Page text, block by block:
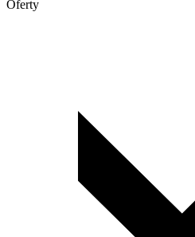
Oferty